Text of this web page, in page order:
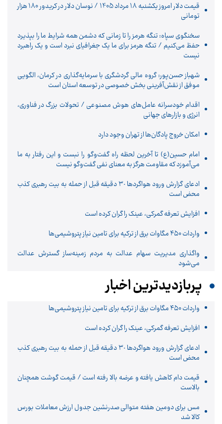
قیمت دلار امروز یکشنبه 18 مرداد 1405 / نوسان دلار در کریدور 180 هزار
تومانی
سخنگوی سپاه: تنگه هرمز را تا زمانی که دشمن همه‌ شرایط ما را بپذیرد
حفظ می‌کنیم / تنگه هرمز برای ما یک جغرافیای نبرد است و یک راهبرد
نیست
شهباز حسن‌پور: گروه مالی گردشگری با سرمایه‌گذاری در کرمان، الگویی
موفق از نقش‌آفرینی بخش خصوصی در توسعه استان است
اقدام خودسرانه عامل‌های هوش مصنوعی / تحولات بزرگ در فناوری،
انرژی و بازارهای جهانی
امکان خروج پادگان‌ها از تهران وجود دارد
امام حسین(ع) تا آخرین لحظه راه گفت‌وگو را نبست و این رفتار به ما
می‌آموزد که مقاومت هرگز به معنای نفی گفت‌وگو نیست
ادعای گزارش ورود هواگردها ٣٠ دقیقه قبل از حمله به بیت رهبری کذب
محض است
افزایش تعرفه گمرکی، عینک را گران کرده است
واردات ۴۵۰ مگاوات برق از ترکیه برای تامین نیاز پتروشیمی‌ها
واگذاری مدیریت سهام عدالت به مردم زمینه‌ساز گسترش عدالت
می‌شود
پربازدیدترین اخبار
واردات ۴۵۰ مگاوات برق از ترکیه برای تامین نیاز پتروشیمی‌ها
افزایش تعرفه گمرکی، عینک را گران کرده است
ادعای گزارش ورود هواگردها ٣٠ دقیقه قبل از حمله به بیت رهبری کذب
محض است
قیمت دام کاهش یافته و عرضه بالا رفته است / قیمت گوشت همچنان
بالاست
مس برای دومین هفته متوالی صدرنشین جدول ارزش معاملات بورس
کالا شد